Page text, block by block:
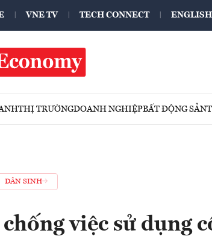
VNE TV TECH CONNECT ENGLISH
THỊ TRƯỜNGDOANH NGHIỆPBẤT ĐỘNG SẢN
DÂN SINH
việc sử dụng